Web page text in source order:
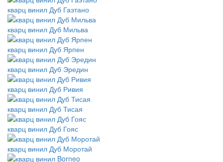
кварц винил Дуб Гаэтано
кварц винил Дуб Мильва
кварц винил Дуб Ярпен
кварц винил Дуб Эредин
кварц винил Дуб Ривия
кварц винил Дуб Тисая
кварц винил Дуб Гояс
кварц винил Дуб Моротай